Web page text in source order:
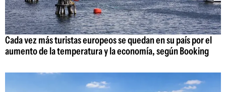
Cada vez más turistas europeos se quedan en su país por el
aumento de la temperatura y la economía, según Booking